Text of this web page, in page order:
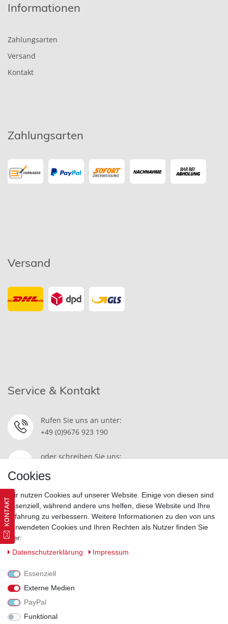
Informationen
Zahlungsarten
Versand
Kontakt
Zahlungsarten
Versand
Service & Kontakt
Rufen Sie uns an unter:
+49 (0)9676 923 190
oder schreiben Sie uns:
Widerrufsrecht | Datenschutzerklärung | AGB | Impressum
Cookies
Wir nutzen Cookies auf unserer Website. Einige von diesen sind
essenziell, während andere uns helfen, diese Website und Ihre
Erfahrung zu verbessern. Weitere Informationen zu den von uns
verwendeten Cookies und Ihren Rechten als Nutzer finden Sie
hier:
Daten­schutz­erklärung
Impressum
Essenziell
Externe Medien
PayPal
Funktional